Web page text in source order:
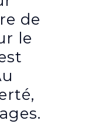
de
le